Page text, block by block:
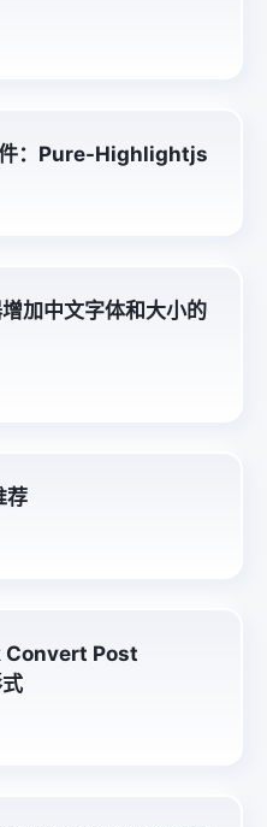
：Pure-Highlightjs
加中文字体和大小的
荐
Convert Post